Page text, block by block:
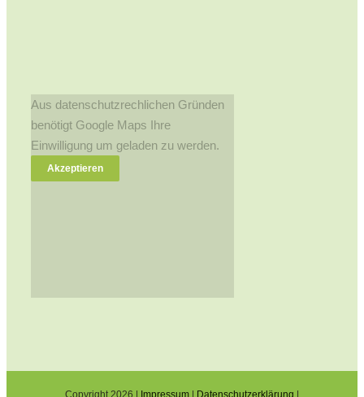
Aus datenschutzrechlichen Gründen
benötigt Google Maps Ihre
Einwilligung um geladen zu werden.
Akzeptieren